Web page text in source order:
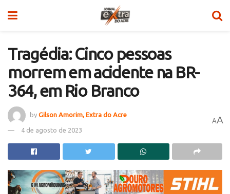
Tragédia: Cinco pessoas
morrem em acidente na BR-
364, em Rio Branco
by Gilson Amorim, Extra do Acre
4 de agosto de 2023
AA